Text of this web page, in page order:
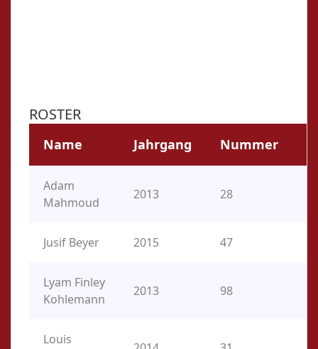
ROSTER
Name Jahrgang Nummer
Adam
Mahmoud
2013 28
Jusif Beyer 2015 47
Lyam Finley
Kohlemann
2013 98
Louis